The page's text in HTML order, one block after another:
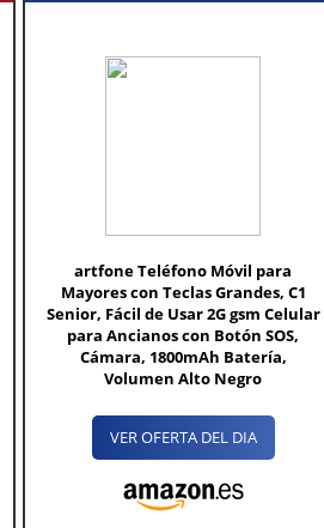
artfone Teléfono Móvil para
Mayores con Teclas Grandes, C1
Senior, Fácil de Usar 2G gsm Celular
para Ancianos con Botón SOS,
Cámara, 1800mAh Batería,
Volumen Alto Negro
VER OFERTA DEL DIA